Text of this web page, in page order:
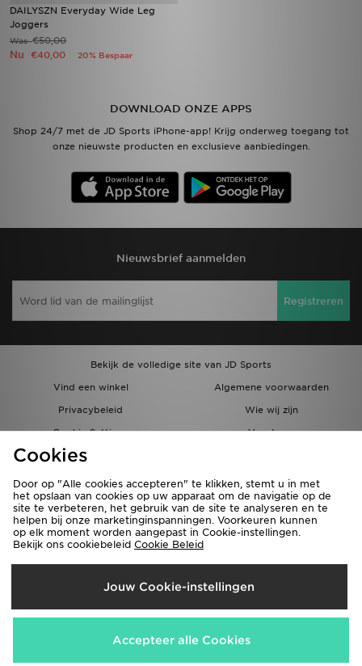
DAILYSZN Everyday Wide Leg
Joggers
Was€50,00
Nu €40,00 20% Bespaar
DOWNLOAD ONZE APPS
Shop 24/7 met de JD Sports iPhone-app! Krijg onderweg toegang tot
onze nieuwste producten en exclusieve aanbiedingen.
Nieuwsbrief aanmelden
Registreren
Bekijk de volledige site van JD Sports
Vind een winkel
Algemene voorwaarden
Privacybeleid
Wie wij zijn
Cookie Settings
Vacatures
Bestellingen en Levering
Verzenden Naar
België
Wij accepteren de volgende betaalmethoden
Cookies
Door op "Alle cookies accepteren" te klikken, stemt u in met
het opslaan van cookies op uw apparaat om de navigatie op de
site te verbeteren, het gebruik van de site te analyseren en te
helpen bij onze marketinginspanningen. Voorkeuren kunnen
op elk moment worden aangepast in Cookie-instellingen.
Bekijk ons cookiebeleid Cookie Beleid
Jouw Cookie-instellingen
Accepteer alle Cookies